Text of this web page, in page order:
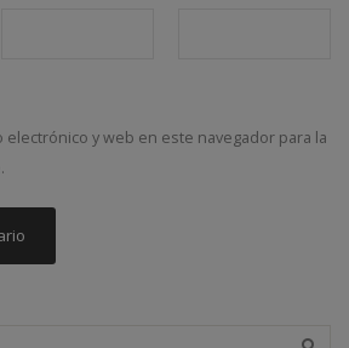
electrónico y web en este navegador para la